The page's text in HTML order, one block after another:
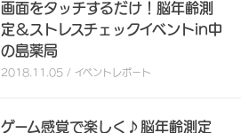
画面をタッチするだけ！脳年齢測
定＆ストレスチェックイベントin中
の島薬局
2018.11.05 / イベントレポート
ゲーム感覚で楽しく♪脳年齢測定